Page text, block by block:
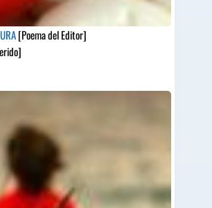
[Poema del Editor]